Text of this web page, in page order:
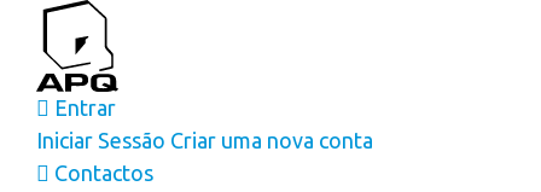
content
Entrar
Iniciar Sessão Criar uma nova conta
Contactos